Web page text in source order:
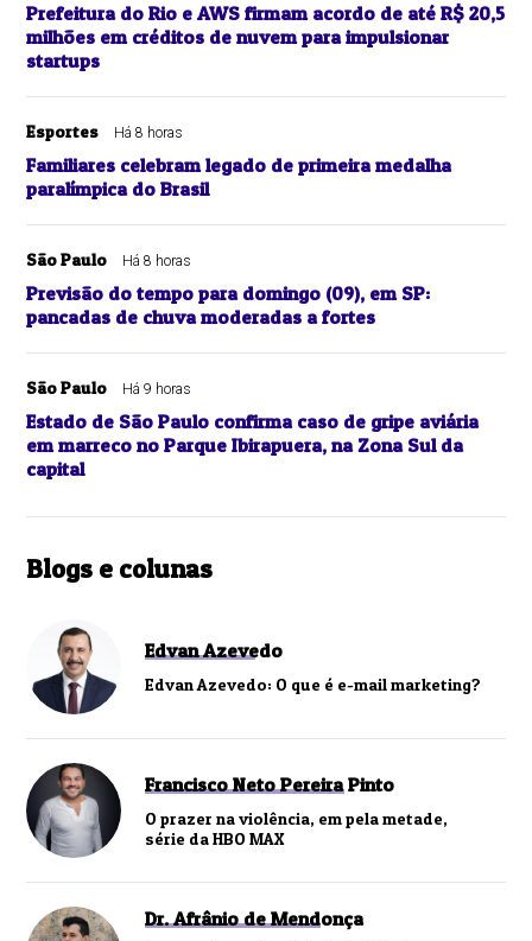
Prefeitura do Rio e AWS firmam acordo de até R$ 20,5
milhões em créditos de nuvem para impulsionar
startups
Esportes Há 8 horas
Familiares celebram legado de primeira medalha
paralímpica do Brasil
São Paulo Há 8 horas
Previsão do tempo para domingo (09), em SP:
pancadas de chuva moderadas a fortes
São Paulo Há 9 horas
Estado de São Paulo confirma caso de gripe aviária
em marreco no Parque Ibirapuera, na Zona Sul da
capital
Blogs e colunas
Edvan Azevedo
Edvan Azevedo: O que é e-mail marketing?
Francisco Neto Pereira Pinto
O prazer na violência, em pela metade,
série da HBO MAX
Dr. Afrânio de Mendonça